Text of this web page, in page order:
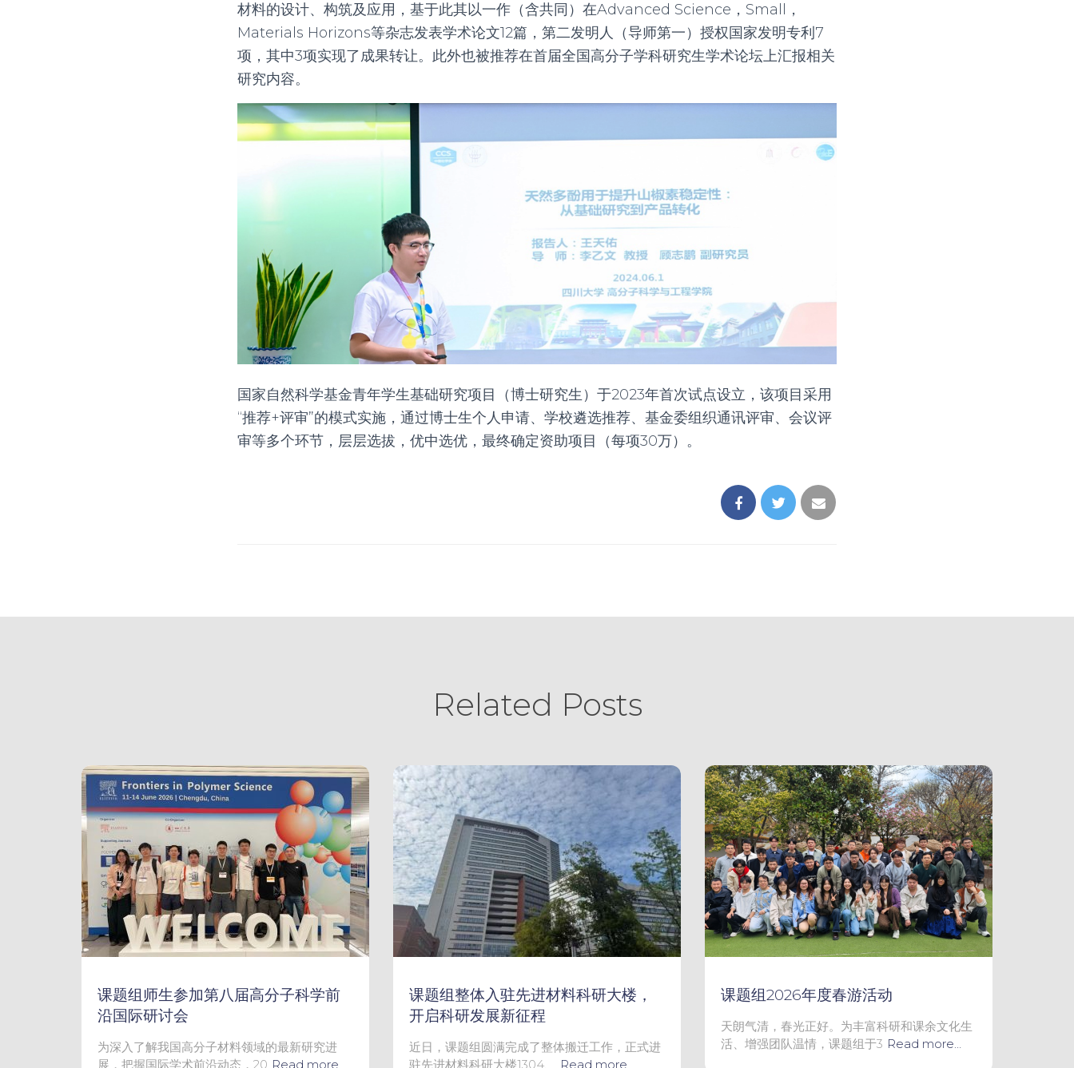
材料的设计、构筑及应用，基于此其以一作（含共同）在Advanced Science ， Small
，
Materials Horizons等杂志发表学术论文12篇，第二发明人（导师第一）授权国家发明专利 7
项，其中3项实现了成果转让。此外也被推荐在首届全国高分子学科研究生学术论坛上汇报相关
研究内容。
国家自然科学基金青年学生基础研究项目（博士研究生）于2023年首次试点设立，该项目采用
“推荐+评审”的模式实施，通过博士生个人申请、学校遴选推荐、基金委组织通讯评审、会议评
审等多个环节，层层选拔，优中选优，最终确定资助项目（每项30万）。
Related Posts
课题组师生参加第八届高分子科学前
沿国际研讨会
为深入了解我国高分子材料领域的最新研究进
展，把握国际学术前沿动态，20 Read more…
课题组整体入驻先进材料科研大楼，
开启科研发展新征程
近日，课题组圆满完成了整体搬迁工作，正式进
驻先进材料科研大楼1304、
Read more…
课题组2026年度春游活动
天朗气清，春光正好。为丰富科研和课余文化生
活、增强团队温情，课题组于3 Read more…